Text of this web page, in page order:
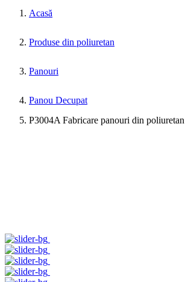
Acasă
Produse din poliuretan
Panouri
Panou Decupat
P3004A Fabricare panouri din poliuretan